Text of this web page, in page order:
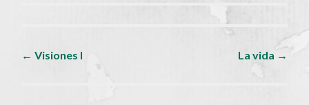
Navegador
← Visiones I La vida →